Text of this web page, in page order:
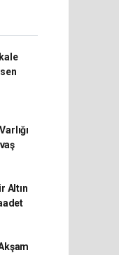
Altın